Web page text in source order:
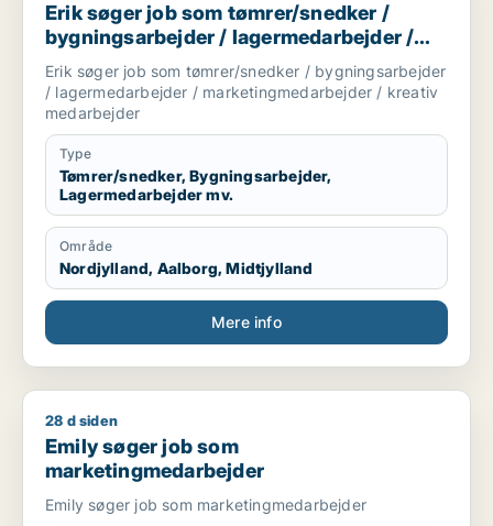
Erik søger job som tømrer/snedker /
bygningsarbejder / lagermedarbejder /
marketingmedarbejder / kreativ
medarbejder
Erik søger job som tømrer/snedker / bygningsarbejder
/ lagermedarbejder / marketingmedarbejder / kreativ
medarbejder
Type
Tømrer/snedker, Bygningsarbejder,
Lagermedarbejder mv.
Område
Nordjylland, Aalborg, Midtjylland
Mere info
Emily søger job som marketingmedarbejder
28 d siden
Emily søger job som
marketingmedarbejder
Emily søger job som marketingmedarbejder